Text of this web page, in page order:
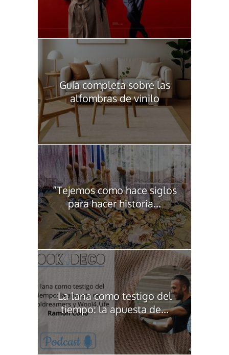
Guía completa sobre las
alfombras de vinilo
“Tejemos como hace siglos
para hacer historia...
La lana como testigo del
tiempo: la apuesta de...